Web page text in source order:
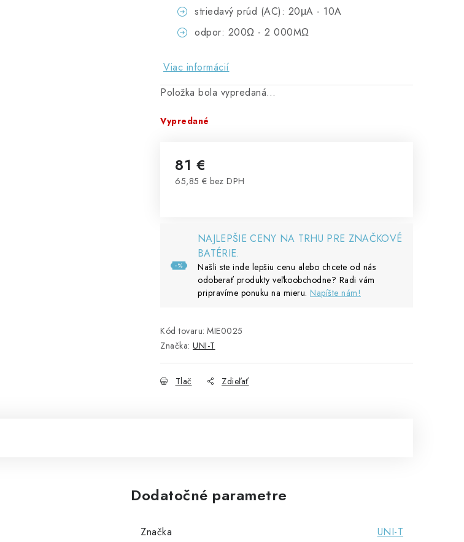
striedavý prúd (AC): 20μA - 10A
odpor: 200Ω - 2 000MΩ
Viac informácií
Položka bola vypredaná…
Vypredané
81 €
65,85 € bez DPH
NAJLEPŠIE CENY NA TRHU PRE ZNAČKOVÉ
BATÉRIE.
Našli ste inde lepšiu cenu alebo chcete od nás
odoberať produkty veľkoobchodne? Radi vám
pripravíme ponuku na mieru. Napíšte nám!
Kód tovaru: MIE0025
Značka: UNI-T
Tlač Zdieľať
Dodatočné parametre
Značka UNI-T